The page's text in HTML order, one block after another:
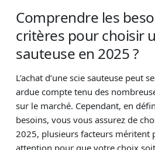
Comprendre les
critères pour choisir
sauteuse en 2025 ?
L’achat d’une scie sauteuse peut
ardue compte tenu des
sur le marché. Cependant, en
besoins, vous vous assurez de
2025, plusieurs facteurs méritent
attention pour que votre choix